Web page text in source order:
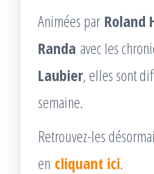
Animées par Roland
Randa avec les
Laubier, elles sont
semaine.
Retrouvez-les
en cliquant ici.